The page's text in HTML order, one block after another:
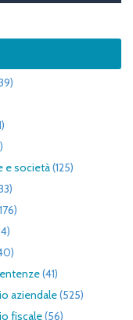
e società(125)
(41)
aziendale(525)
fiscale(56)